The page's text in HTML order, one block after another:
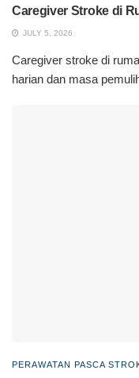
Caregiver Stroke di
JULY 5, 2026
Caregiver stroke di
harian dan masa
PERAWATAN PASCA